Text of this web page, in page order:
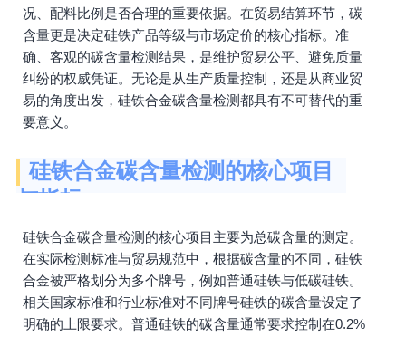
况、配料比例是否合理的重要依据。在贸易结算环节，碳
含量更是决定硅铁产品等级与市场定价的核心指标。准
确、客观的碳含量检测结果，是维护贸易公平、避免质量
纠纷的权威凭证。无论是从生产质量控制，还是从商业贸
易的角度出发，硅铁合金碳含量检测都具有不可替代的重
要意义。
硅铁合金碳含量检测的核心项目
与指标
硅铁合金碳含量检测的核心项目主要为总碳含量的测定。
在实际检测标准与贸易规范中，根据碳含量的不同，硅铁
合金被严格划分为多个牌号，例如普通硅铁与低碳硅铁。
相关国家标准和行业标准对不同牌号硅铁的碳含量设定了
明确的上限要求。普通硅铁的碳含量通常要求控制在0.2%